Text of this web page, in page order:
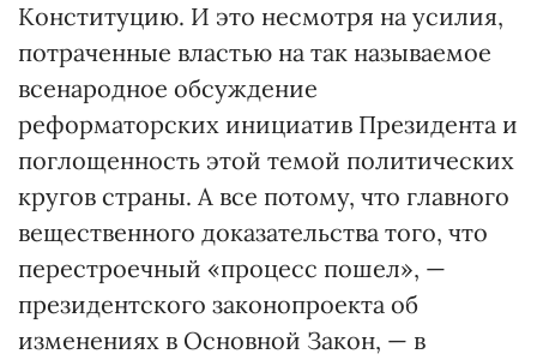
Конституцию. И это несмотря на усилия,
потраченные властью на так называемое
всенародное обсуждение
реформаторских инициатив Президента и
поглощенность этой темой политических
кругов страны. А все потому, что главного
вещественного доказательства того, что
перестроечный «процесс пошел», —
президентского законопроекта об
изменениях в Основной Закон, — в